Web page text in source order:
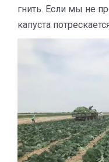
гнить. Если мы не
капуста